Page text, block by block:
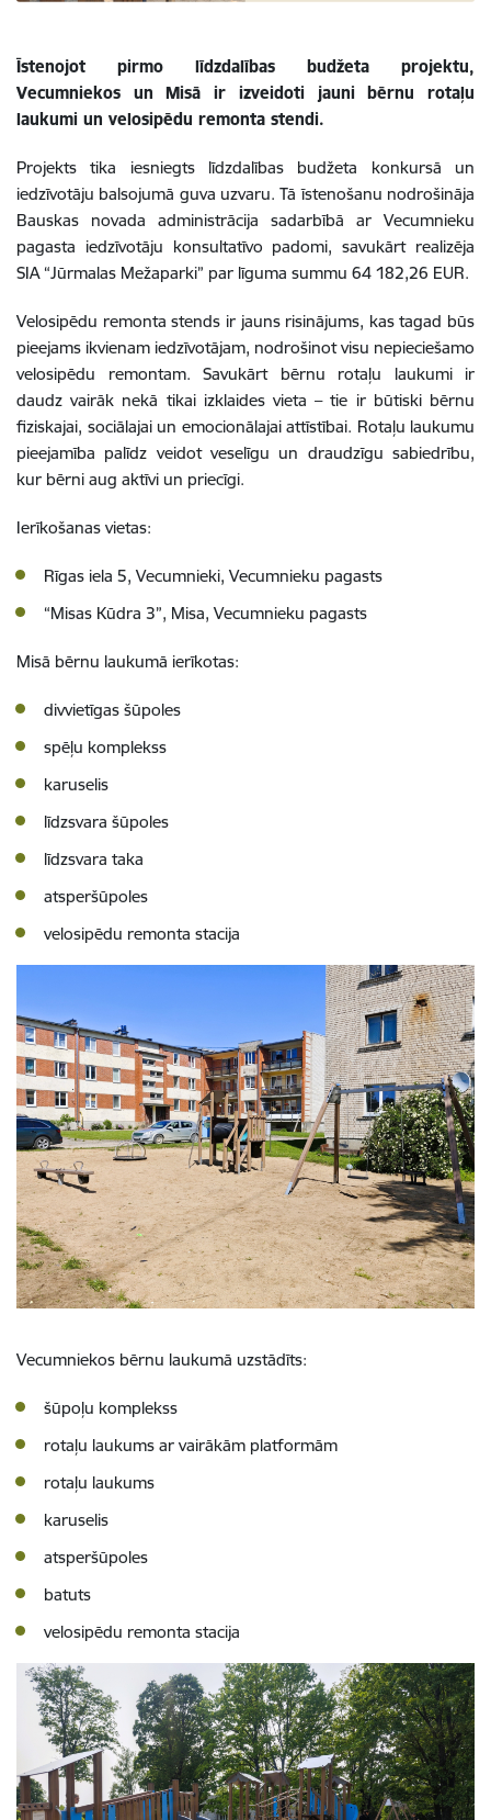
Īstenojot pirmo līdzdalības budžeta projektu,
Vecumniekos un Misā ir izveidoti jauni bērnu rotaļu
laukumi un velosipēdu remonta stendi.
Projekts tika iesniegts līdzdalības budžeta konkursā un
iedzīvotāju balsojumā guva uzvaru. Tā īstenošanu nodrošināja
Bauskas novada administrācija sadarbībā ar Vecumnieku
pagasta iedzīvotāju konsultatīvo padomi, savukārt realizēja
SIA “Jūrmalas Mežaparki” par līguma summu 64 182,26 EUR.
Velosipēdu remonta stends ir jauns risinājums, kas tagad būs
pieejams ikvienam iedzīvotājam, nodrošinot visu nepieciešamo
velosipēdu remontam. Savukārt bērnu rotaļu laukumi ir
daudz vairāk nekā tikai izklaides vieta – tie ir būtiski bērnu
fiziskajai, sociālajai un emocionālajai attīstībai. Rotaļu laukumu
pieejamība palīdz veidot veselīgu un draudzīgu sabiedrību,
kur bērni aug aktīvi un priecīgi.
Ierīkošanas vietas:
Rīgas iela 5, Vecumnieki, Vecumnieku pagasts
“Misas Kūdra 3”, Misa, Vecumnieku pagasts
Misā bērnu laukumā ierīkotas:
divvietīgas šūpoles
spēļu komplekss
karuselis
līdzsvara šūpoles
līdzsvara taka
atsperšūpoles
velosipēdu remonta stacija
Vecumniekos bērnu laukumā uzstādīts:
šūpoļu komplekss
rotaļu laukums ar vairākām platformām
rotaļu laukums
karuselis
atsperšūpoles
batuts
velosipēdu remonta stacija